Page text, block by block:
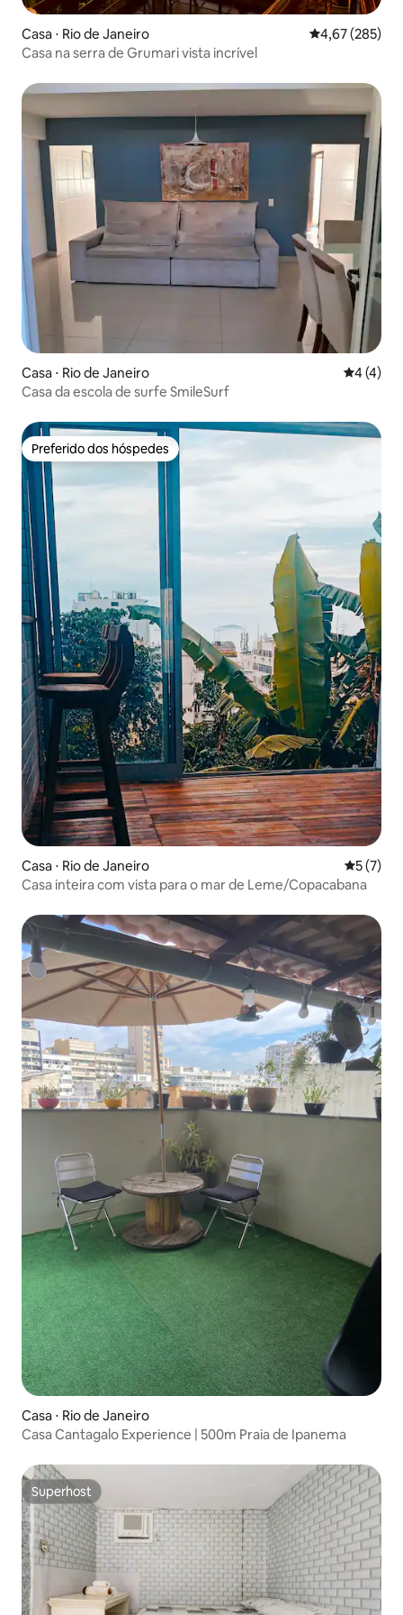
Casa ⋅ Rio de Janeiro 4,67 de uma
4,67 (285)
Casa na serra de Grumari vista incrível
Casa ⋅ Rio de Janeiro 4 de
4 (4)
Casa da escola de surfe SmileSurf
Preferido dos hóspedes
Preferido dos hóspedes
Casa ⋅ Rio de Janeiro 5 de
5 (7)
Casa inteira com vista para o mar de Leme/Copacabana
Casa ⋅ Rio de Janeiro
Casa Cantagalo Experience | 500m Praia de Ipanema
Superhost
Superhost